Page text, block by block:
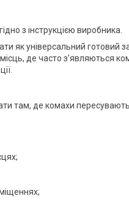
з інструкцією виробника.
як універсальний готовий
де часто з’являються
там, де комахи